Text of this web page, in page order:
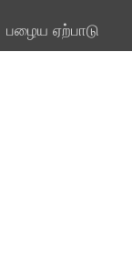
பழைய ஏற்பாடு